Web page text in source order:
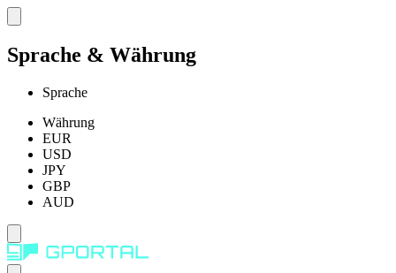
Sprache & Währung
Sprache
Währung
EUR
USD
JPY
GBP
AUD